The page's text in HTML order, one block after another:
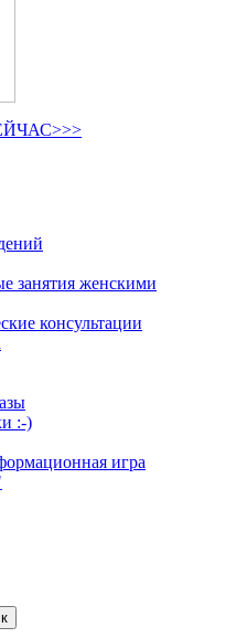
занятия женскими
консультации
:-)
игра